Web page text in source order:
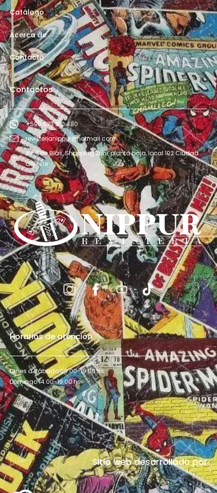
Catálogo
Acerca de
Contacto
Contactos
+595 973 610 480
revisterianippur@hotmail.com
Av. San Blás, Shopping Zuni, planta baja, local 102 Ciudad
del Este
Horarios de atención
Lunes a Sábado 09:00-19:00 hs.
Domingo 14:00-19:00 hs.
Sitio web desarrollado por